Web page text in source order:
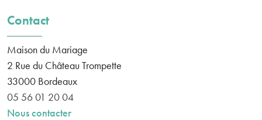
Contact
Maison du Mariage
2 Rue du Château Trompette
33000 Bordeaux
05 56 01 20 04
Nous contacter